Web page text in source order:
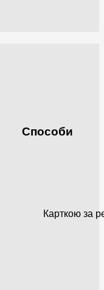
Способи
Карткою за